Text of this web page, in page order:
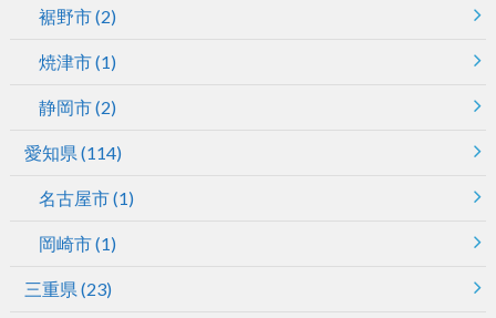
裾野市(2)
焼津市(1)
静岡市(2)
愛知県 (114)
名古屋市(1)
岡崎市(1)
三重県 (23)